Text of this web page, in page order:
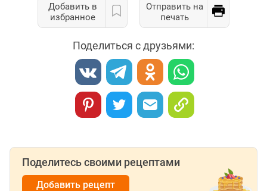
Добавить в
избранное
Отправить на
печать
Поделиться с друзьями:
Поделитесь своими рецептами
Добавить рецепт